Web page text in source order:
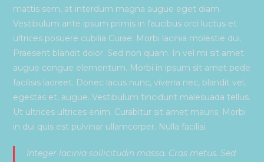
mattis sem, at interdum magna augue eget diam.
Vestibulum ante ipsum primis in faucibus orci luctus et
ultrices posuere cubilia Curae; Morbi lacinia molestie dui.
Praesent blandit dolor. Sed non quam. In vel mi sit amet
augue congue elementum. Morbi in ipsum sit amet pede
facilisis laoreet. Donec lacus nunc, viverra nec, blandit vel,
egestas et, augue. Vestibulum tincidunt malesuada tellus.
Ut ultrices ultrices enim. Curabitur sit amet mauris. Morbi
in dui quis est pulvinar ullamcorper. Nulla facilisi.
Integer lacinia sollicitudin massa. Cras metus. Sed